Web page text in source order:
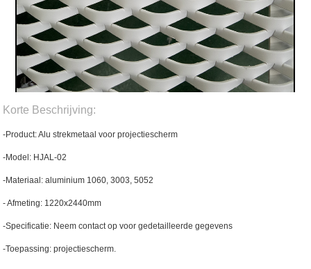
Korte Beschrijving:
-Product: Alu strekmetaal voor projectiescherm
-Model: HJAL-02
-Materiaal: aluminium 1060, 3003, 5052
- Afmeting: 1220x2440mm
-Specificatie: Neem contact op voor gedetailleerde gegevens
-Toepassing: projectiescherm.